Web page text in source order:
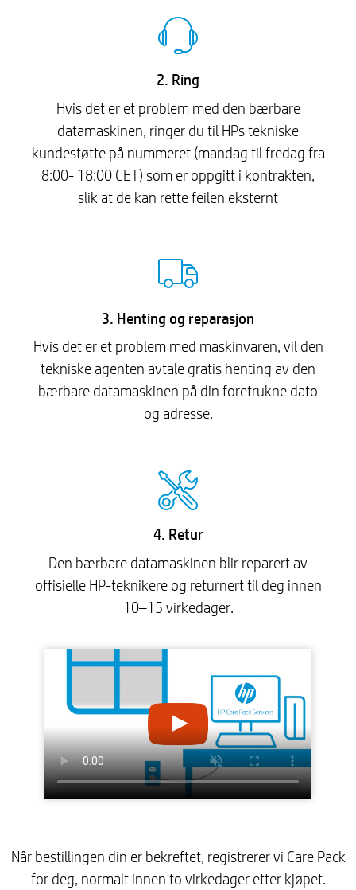
2. Ring
Hvis det er et problem med den bærbare
datamaskinen, ringer du til HPs tekniske
kundestøtte på nummeret (mandag til fredag ​​fra
8:00- 18:00 CET) som er oppgitt i kontrakten,
slik at de kan rette feilen eksternt
3. Henting og reparasjon
Hvis det er et problem med maskinvaren, vil den
tekniske agenten avtale gratis henting av den
bærbare datamaskinen på din foretrukne dato
og adresse.
4. Retur
Den bærbare datamaskinen blir reparert av
offisielle HP-teknikere og returnert til deg innen
10–15 virkedager.
Når bestillingen din er bekreftet, registrerer vi Care Pack
for deg, normalt innen to virkedager etter kjøpet.